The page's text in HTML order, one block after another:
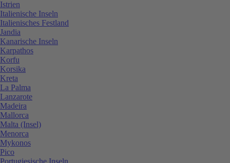
Istrien
Italienische Inseln
Italienisches Festland
Jandia
Kanarische Inseln
Karpathos
Korfu
Korsika
Kreta
La Palma
Lanzarote
Madeira
Mallorca
Malta (Insel)
Menorca
Mykonos
Pico
Portugiesische Inseln